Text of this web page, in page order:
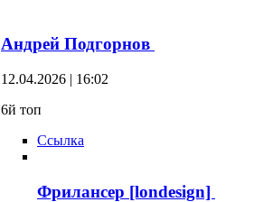
Андрей Подгорнов
12.04.2026 | 16:02
6й топ
Ссылка
Фрилансер [londesign]